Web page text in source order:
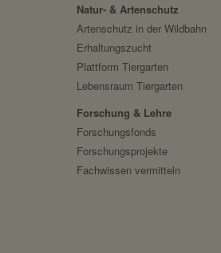
Fundraisingbox
https://www.fundraisingbox.com/datenschutz/
Fundraisingbox
https://stripe.com/at/privacy
Natur- & Artenschutz
Artenschutz in der Wildbahn
Erhaltungszucht
Plattform Tiergarten
Lebensraum Tiergarten
Forschung & Lehre
Forschungsfonds
Forschungsprojekte
Fachwissen vermitteln